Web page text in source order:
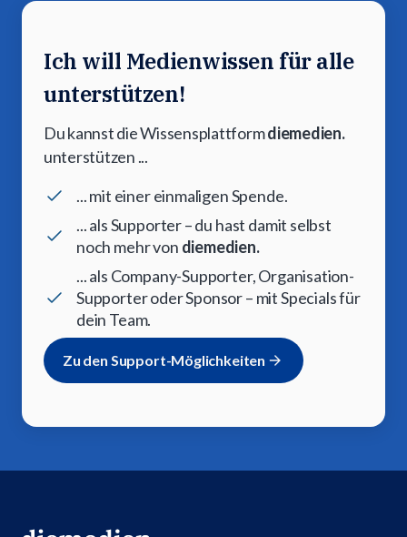
Ich will Medienwissen für alle
unterstützen!
Du kannst die Wissensplattformdiemedien.
unterstützen ...
... mit einer einmaligen Spende.
... als Supporter – du hast damit selbst
noch mehr von diemedien.
... als Company-Supporter, Organisation-
Supporter oder Sponsor – mit Specials für
dein Team.
Zu den Support-Möglichkeiten